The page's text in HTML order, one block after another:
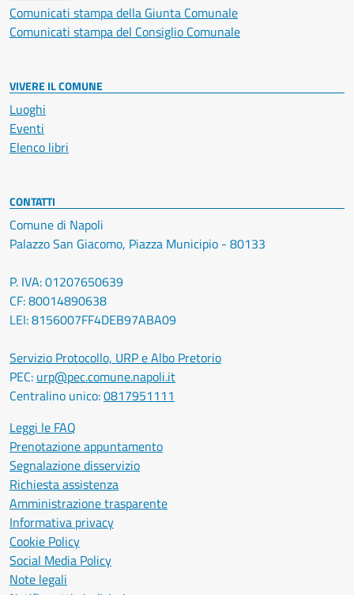
Comunicati stampa della Giunta Comunale
Comunicati stampa del Consiglio Comunale
VIVERE IL COMUNE
Luoghi
Eventi
Elenco libri
CONTATTI
Comune di Napoli
Palazzo San Giacomo, Piazza Municipio - 80133
P. IVA: 01207650639
CF: 80014890638
LEI: 8156007FF4DEB97ABA09
Servizio Protocollo, URP e Albo Pretorio
PEC: urp@pec.comune.napoli.it
Centralino unico:0817951111
Leggi le FAQ
Prenotazione appuntamento
Segnalazione disservizio
Richiesta assistenza
Amministrazione trasparente
Informativa privacy
Cookie Policy
Social Media Policy
Note legali